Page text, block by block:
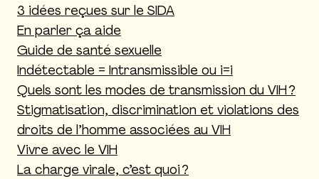
3 idées reçues sur le SIDA
En parler ça aide
Guide de santé sexuelle
Indétectable = Intransmissible ou i=i
Quels sont les modes de transmission du VIH ?
Stigmatisation, discrimination et violations des
droits de l’homme associées au VIH
Vivre avec le VIH
La charge virale, c’est quoi ?